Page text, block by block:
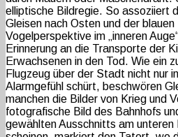
elliptische Bildregie. So assoziiert
Gleisen nach Osten und der
Vogelperspektive im „inneren
Erinnerung an die Transporte der
Erwachsenen in den Tod. Wie ein
Flugzeug über der Stadt nicht nur
Alarmgefühl schürt, beschwören
manchen die Bilder von Krieg und
fotografische Bild des Bahnhofs
gewählten Ausschnitts am unteren